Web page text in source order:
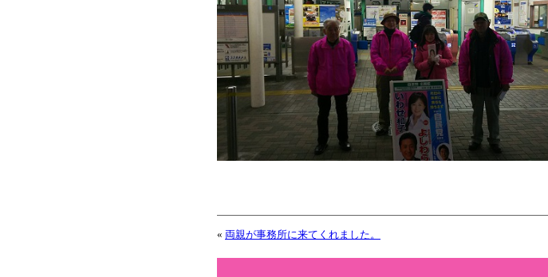
« 両親が事務所に来てくれました。